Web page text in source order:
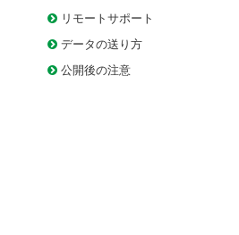
リモートサポート
データの送り方
公開後の注意